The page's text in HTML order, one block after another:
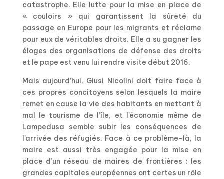
catastrophe. Elle lutte pour la mise en place de
« couloirs » qui garantissent la sûreté du
passage en Europe pour les migrants et réclame
pour eux de véritables droits. Elle a su gagner les
éloges des organisations de défense des droits
et le pape est venu lui rendre visite début 2016.
Mais aujourd’hui, Giusi Nicolini doit faire face à
ces propres concitoyens selon lesquels la maire
remet en cause la vie des habitants en mettant à
mal le tourisme de l’île, et l’économie même de
Lampedusa semble subir les conséquences de
l’arrivée des réfugiés. Face à ce problème-là, la
maire est aussi très engagée pour la mise en
place d’un réseau de maires de frontières : les
grandes capitales européennes ont certes un rôle